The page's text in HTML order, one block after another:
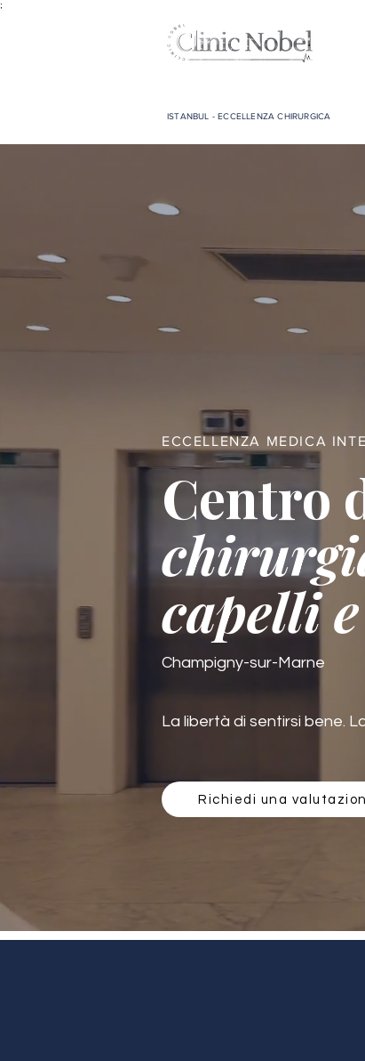
;
ISTANBUL - ECCELLENZA CHIRURGICA
ECCELLENZA MEDICA
Centro
capelli
Champigny-sur-Marne
La libertà di sentirsi bene.
Richiedi una